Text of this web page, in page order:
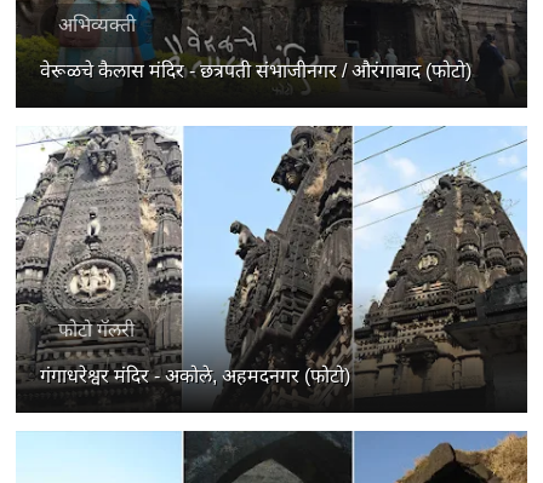
अभिव्यक्ती
वेरूळचे कैलास मंदिर - छत्रपती संभाजीनगर / औरंगाबाद (फोटो)
फोटो गॅलरी
गंगाधरेश्वर मंदिर - अकोले, अहमदनगर (फोटो)